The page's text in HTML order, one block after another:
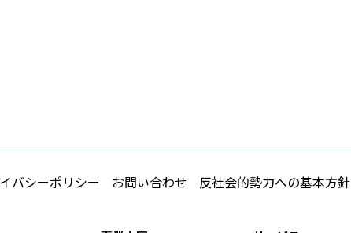
バシーポリシー お問い合わせ 反社会的勢力への基本方針